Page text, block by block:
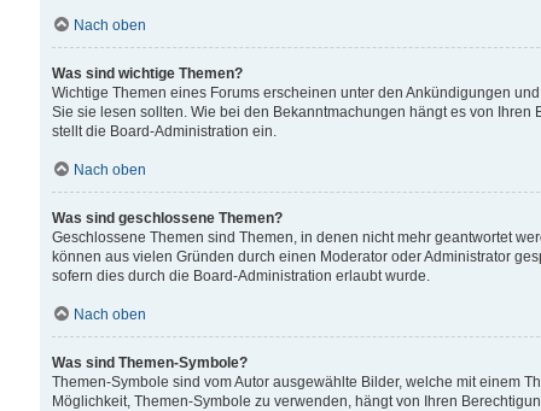
Nach oben
Was sind wichtige Themen?
Wichtige Themen eines Forums erscheinen unter den Ankündigungen
Sie sie lesen sollten. Wie bei den Bekanntmachungen hängt es von
stellt die Board-Administration ein.
Nach oben
Was sind geschlossene Themen?
Geschlossene Themen sind Themen, in denen nicht mehr geantwortet
können aus vielen Gründen durch einen Moderator oder Administrator
sofern dies durch die Board-Administration erlaubt wurde.
Nach oben
Was sind Themen-Symbole?
Themen-Symbole sind vom Autor ausgewählte Bilder, welche mit einem
Möglichkeit, Themen-Symbole zu verwenden, hängt von Ihren